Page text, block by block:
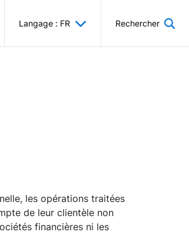
Langage : FR Rechercher
les opérations traitées
de leur clientèle non
financières ni les